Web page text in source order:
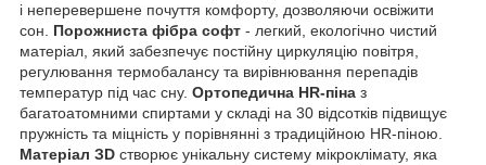
і неперевершене почуття комфорту, дозволяючи освіжити
сон. Порожниста фібра софт - легкий, екологічно чистий
матеріал, який забезпечує постійну циркуляцію повітря,
регулювання термобалансу та вирівнювання перепадів
температур під час сну. Ортопедична HR-піна з
багатоатомними спиртами у складі на 30 відсотків підвищує
пружність та міцність у порівнянні з традиційною HR-піною.
Матеріал ЗD створює унікальну систему мікроклімату, яка